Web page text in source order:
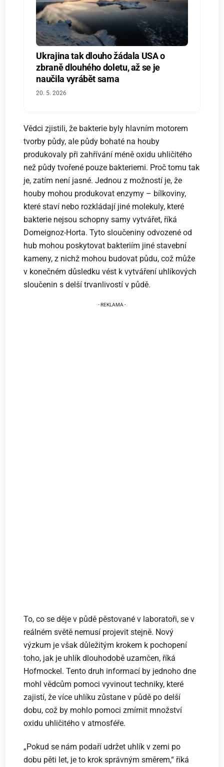
Ukrajina tak dlouho žádala USA o
zbraně dlouhého doletu, až se je
naučila vyrábět sama
20. 5. 2026
Vědci zjistili, že bakterie byly hlavním motorem
tvorby půdy, ale půdy bohaté na houby
produkovaly při zahřívání méně oxidu uhličitého
než půdy tvořené pouze bakteriemi. Proč tomu tak
je, zatím není jasné. Jednou z možností je, že
houby mohou produkovat enzymy – bílkoviny,
které staví nebo rozkládají jiné molekuly, které
bakterie nejsou schopny samy vytvářet, říká
Domeignoz-Horta. Tyto sloučeniny odvozené od
hub mohou poskytovat bakteriím jiné stavební
kameny, z nichž mohou budovat půdu, což může
v konečném důsledku vést k vytváření uhlíkových
sloučenin s delší trvanlivostí v půdě.
To, co se děje v půdě pěstované v laboratoři, se v
reálném světě nemusí projevit stejně. Nový
výzkum je však důležitým krokem k pochopení
toho, jak je uhlík dlouhodobě uzamčen, říká
Hofmockel. Tento druh informací by jednoho dne
mohl vědcům pomoci vyvinout techniky, které
zajistí, že více uhlíku zůstane v půdě po delší
dobu, což by mohlo pomoci zmírnit množství
oxidu uhličitého v atmosféře.
„Pokud se nám podaří udržet uhlík v zemi po
dobu pěti let, je to krok správným směrem,“ říká